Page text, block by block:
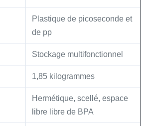
Plastique de picoseconde et
de pp
Stockage multifonctionnel
1,85 kilogrammes
Hermétique, scellé, espace
libre libre de BPA